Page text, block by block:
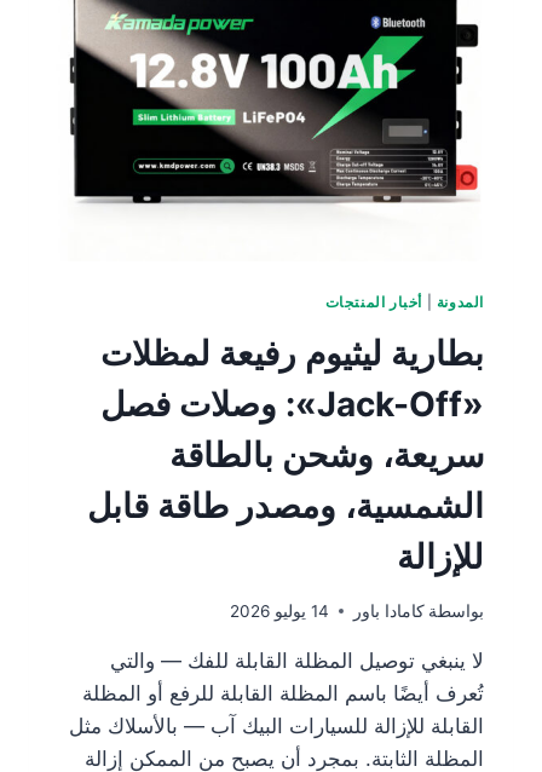
المدونة أخبار المنتجات
بطارية ليثيوم رفيعة لمظلات
«Jack-Off»: وصلات فصل
سريعة، وشحن بالطاقة
الشمسية، ومصدر طاقة قابل
للإزالة
بواسطة كامادا باور 14 يوليو 2026
لا ينبغي توصيل المظلة القابلة للفك — والتي
تُعرف أيضًا باسم المظلة القابلة للرفع أو المظلة
القابلة للإزالة للسيارات البيك آب — بالأسلاك مثل
المظلة الثابتة. بمجرد أن يصبح من الممكن إزالة